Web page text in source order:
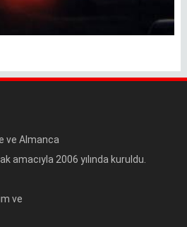
ve Almanca
amacıyla 2006 yılında kuruldu.
ve